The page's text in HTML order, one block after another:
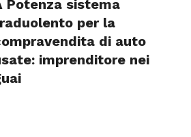
Potenza sistema
per la
di auto
imprenditore nei